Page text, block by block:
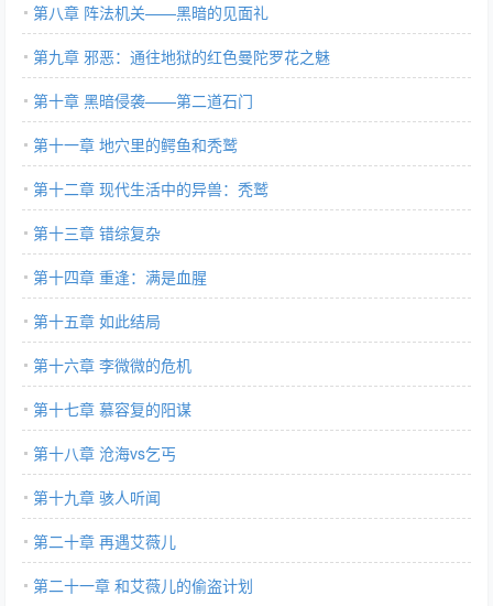
第八章 阵法机关——黑暗的见面礼
第九章 邪恶：通往地狱的红色曼陀罗花之魅
第十章 黑暗侵袭——第二道石门
第十一章 地穴里的鳄鱼和秃鹫
第十二章 现代生活中的异兽：秃鹫
第十三章 错综复杂
第十四章 重逢：满是血腥
第十五章 如此结局
第十六章 李微微的危机
第十七章 慕容复的阳谋
第十八章 沧海vs乞丐
第十九章 骇人听闻
第二十章 再遇艾薇儿
第二十一章 和艾薇儿的偷盗计划